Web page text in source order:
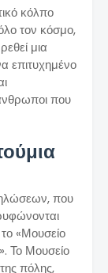
κόλπο
τον κόσμο,
μια
επιτυχημένο
που
που
το «Μουσείο
Το Μουσείο
πόλης,